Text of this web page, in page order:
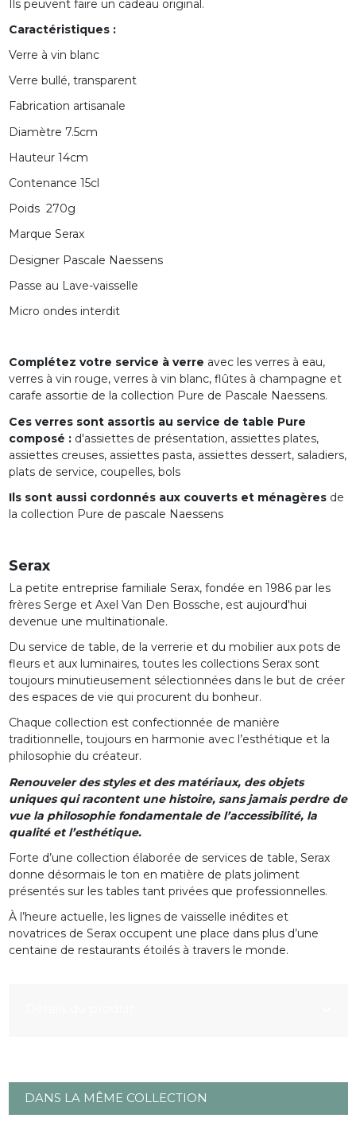
Ils peuvent faire un cadeau original.
Caractéristiques :
Verre à vin blanc
Verre bullé, transparent
Fabrication artisanale
Diamètre 7.5cm
Hauteur 14cm
Contenance 15cl
Poids 270g
Marque Serax
Designer Pascale Naessens
Passe au Lave-vaisselle
Micro ondes interdit
Complétez votre service à verre avec les verres à eau,
verres à vin rouge, verres à vin blanc, flûtes à champagne et
carafe assortie de la collection Pure de Pascale Naessens.
Ces verres sont assortis au service de table Pure
composé :d'assiettes de présentation, assiettes plates,
assiettes creuses, assiettes pasta, assiettes dessert, saladiers,
plats de service, coupelles, bols
Ils sont aussi cordonnés aux couverts et ménagères de
la collection Pure de pascale Naessens
Serax
La petite entreprise familiale Serax, fondée en 1986 par les
frères Serge et Axel Van Den Bossche, est aujourd'hui
devenue une multinationale.
Du service de table, de la verrerie et du mobilier aux pots de
fleurs et aux luminaires, toutes les collections Serax sont
toujours minutieusement sélectionnées dans le but de créer
des espaces de vie qui procurent du bonheur.
Chaque collection est confectionnée de manière
traditionnelle, toujours en harmonie avec l’esthétique et la
philosophie du créateur.
Renouveler des styles et des matériaux, des objets
uniques qui racontent une histoire, sans jamais perdre de
vue la philosophie fondamentale de l’accessibilité, la
qualité et l’esthétique.
Forte d’une collection élaborée de services de table, Serax
donne désormais le ton en matière de plats joliment
présentés sur les tables tant privées que professionnelles.
À l’heure actuelle, les lignes de vaisselle inédites et
novatrices de Serax occupent une place dans plus d’une
centaine de restaurants étoilés à travers le monde.
DANS LA MÊME COLLECTION